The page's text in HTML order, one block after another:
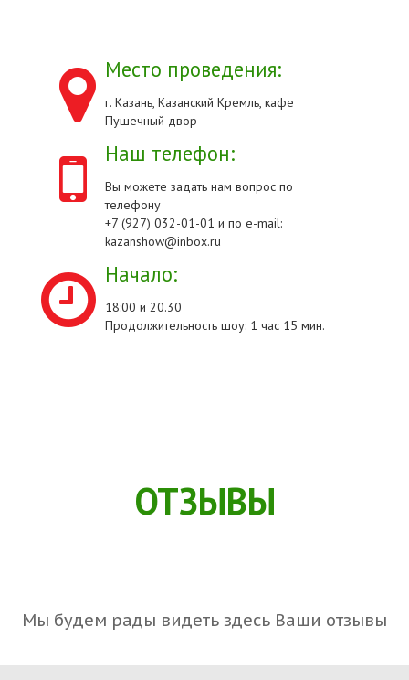
Место проведения:
г. Казань, Казанский Кремль, кафе
Пушечный двор
Наш телефон:
Вы можете задать нам вопрос по
телефону
+7 (927) 032-01-01 и по e-mail:
kazanshow@inbox.ru
Начало:
18:00 и 20.30
Продолжительность шоу: 1 час 15 мин.
ОТЗЫВЫ
Мы будем рады видеть здесь Ваши отзывы